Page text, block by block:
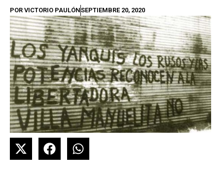
POR VICTORIO PAULÓNSEPTIEMBRE 20, 2020